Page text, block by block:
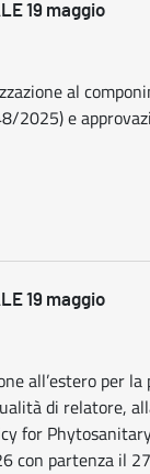
19 maggio
al
2025) e
19 maggio
all’estero per
di relatore,
for
con partenza il